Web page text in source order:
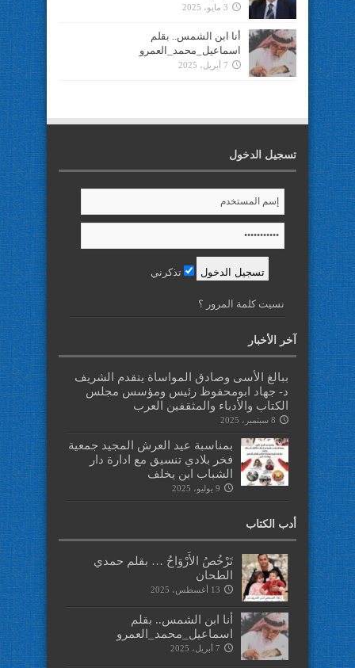
3 مايو، 2025
أنا ابن الشمس.. بقلم
اسماعيل_محمد_العمرو
7 أبريل، 2025
تسجيل الدخول
تذكرني
نسيت كلمة المرور ؟
آخر الأخبار
ببالغ الأسى وصادق المواساة يتقدم الشريف
د- جهاد ابومحفوظ رئيس ومؤسس مجلس
الكتاب والأدباء والمثقفين العرب
8 سبتمبر، 2025
بمناسبة عيد العرش المجيد جمعية
فخر بلادي تنسيق مع ادارة دار
الشباب ابن يخلف
9 يوليو، 2025
أدب الكتاب
تَرْخُصُ الأَرْوَاحُ … بقلم حمدي
الطحان
13 أغسطس، 2025
أنا ابن الشمس.. بقلم
اسماعيل_محمد_العمرو
7 أبريل، 2025